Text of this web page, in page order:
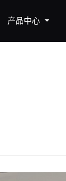
产品中心